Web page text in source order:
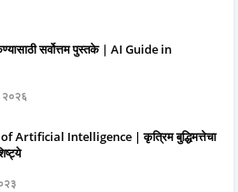
सर्वोत्तम पुस्तके | AI Guide in
२०२६
Artificial Intelligence | कृत्रिम बुद्धिमत्तेचा